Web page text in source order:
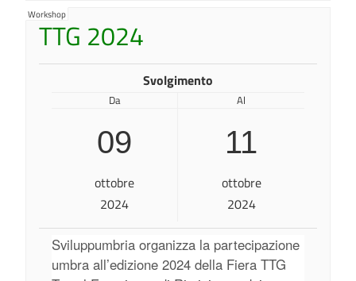
Workshop
TTG 2024
Svolgimento
Da
09
ottobre
2024
Al
11
ottobre
2024
Sviluppumbria organizza la partecipazione
umbra all’edizione 2024 della Fiera TTG